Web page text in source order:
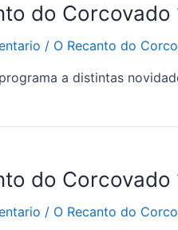
do Corcovado
/ O Recanto do
a distintas
do Corcovado
/ O Recanto do